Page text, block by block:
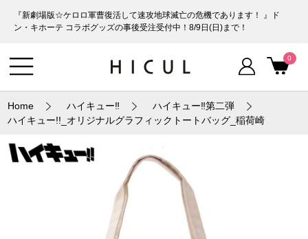
『新劇場版☆ケロロ軍曹復活して速攻地球滅亡の危機であります！ 』ド
ン・キホーテ コラボグッズの事後受注受付中！8/9日(日)まで！
0
Home ハイキュー‼
ハイキュー‼第二弾
ハイキュー!!_オリジナルグラフィックトートバッグ_稲荷崎